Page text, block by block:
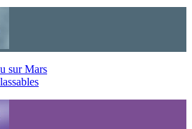
sur Mars